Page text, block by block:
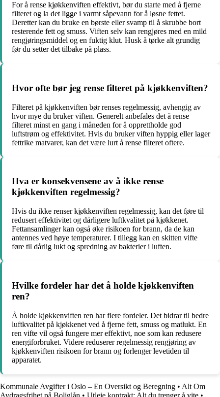
For å rense kjøkkenviften effektivt, bør du starte med å fjerne
filteret og la det ligge i varmt såpevann for å løsne fettet.
Deretter kan du bruke en børste eller svamp til å skrubbe bort
resterende fett og smuss. Viften selv kan rengjøres med en mild
rengjøringsmiddel og en fuktig klut. Husk å tørke alt grundig
før du setter det tilbake på plass.
Hvor ofte bør jeg rense filteret på kjøkkenviften?
Filteret på kjøkkenviften bør renses regelmessig, avhengig av
hvor mye du bruker viften. Generelt anbefales det å rense
filteret minst en gang i måneden for å opprettholde god
luftstrøm og effektivitet. Hvis du bruker viften hyppig eller lager
fettrike matvarer, kan det være lurt å rense filteret oftere.
Hva er konsekvensene av å ikke rense
kjøkkenviften regelmessig?
Hvis du ikke renser kjøkkenviften regelmessig, kan det føre til
redusert effektivitet og dårligere luftkvalitet på kjøkkenet.
Fettansamlinger kan også øke risikoen for brann, da de kan
antennes ved høye temperaturer. I tillegg kan en skitten vifte
føre til dårlig lukt og spredning av bakterier i luften.
Hvilke fordeler har det å holde kjøkkenviften
ren?
Å holde kjøkkenviften ren har flere fordeler. Det bidrar til bedre
luftkvalitet på kjøkkenet ved å fjerne fett, smuss og matlukt. En
ren vifte vil også fungere mer effektivt, noe som kan redusere
energiforbruket. Videre reduserer regelmessig rengjøring av
kjøkkenviften risikoen for brann og forlenger levetiden til
apparatet.
Kommunale Avgifter i Oslo – En Oversikt og Beregning • Alt Om
Avdragsfrihet på Boliglån • Utleie kontrakt: Alt du trenger å vite •